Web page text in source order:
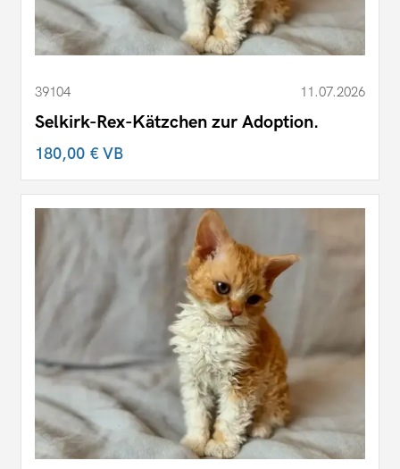
39104 11.07.2026
Selkirk-Rex-Kätzchen zur Adoption.
180,00 €VB